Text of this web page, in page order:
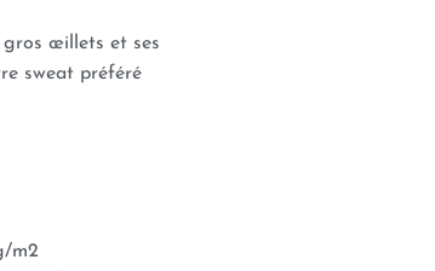
gros œillets et ses
sweat préféré
m2